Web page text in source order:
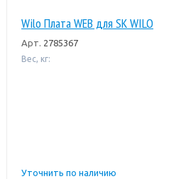
Wilo Плата WEB для SK WILO
Арт. 2785367
Вес, кг:
Уточнить по наличию